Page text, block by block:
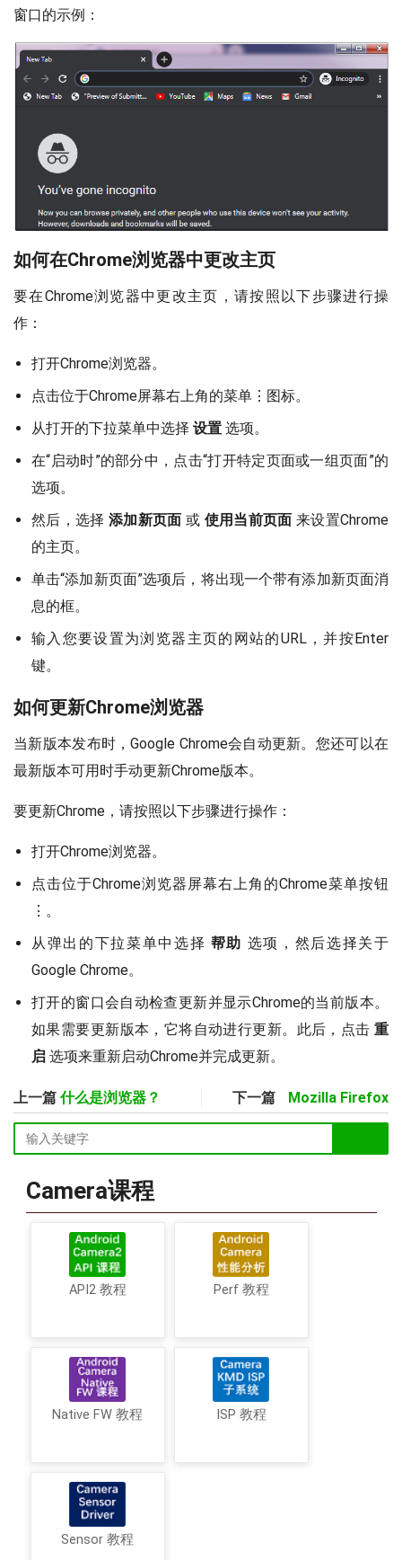
窗口的示例：
如何在Chrome浏览器中更改主页
要在Chrome浏览器中更改主页，请按照以下步骤进行操
作：
打开Chrome浏览器。
点击位于Chrome屏幕右上角的菜单⋮图标。
从打开的下拉菜单中选择 设置 选项。
在“启动时”的部分中，点击“打开特定页面或一组页面”的
选项。
然后，选择 添加新页面 或 使用当前页面 来设置Chrome
的主页。
单击“添加新页面”选项后，将出现一个带有添加新页面消
息的框。
输入您要设置为浏览器主页的网站的URL，并按Enter
键。
如何更新Chrome浏览器
当新版本发布时，Google Chrome会自动更新。您还可以在
最新版本可用时手动更新Chrome版本。
要更新Chrome，请按照以下步骤进行操作：
打开Chrome浏览器。
点击位于Chrome浏览器屏幕右上角的Chrome菜单按钮
⋮。
从弹出的下拉菜单中选择 帮助 选项，然后选择关于
Google Chrome。
打开的窗口会自动检查更新并显示Chrome的当前版本。
如果需要更新版本，它将自动进行更新。此后，点击 重
启 选项来重新启动Chrome并完成更新。
上一篇 什么是浏览器？ 下一篇 Mozilla Firefox
Camera课程
API2 教程 Perf 教程
Native FW 教程 ISP 教程
Sensor 教程